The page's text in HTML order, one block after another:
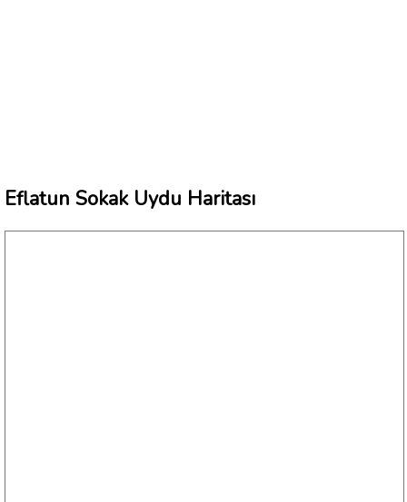
Eflatun Sokak Uydu Haritası